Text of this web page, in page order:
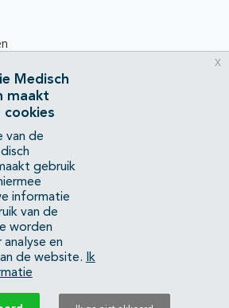
Medisch
maakt
cookies
van de
gebruik
informatie
van de
worden
en
de website.
Ik
x